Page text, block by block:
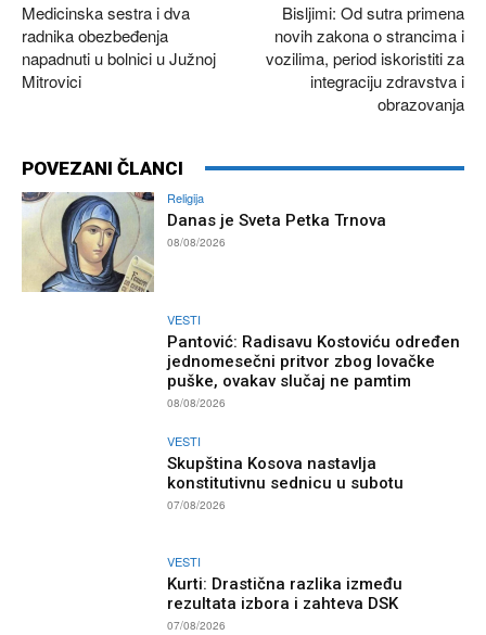
Medicinska sestra i dva
radnika obezbeđenja
napadnuti u bolnici u Južnoj
Mitrovici
Bisljimi: Od sutra primena
novih zakona o strancima i
vozilima, period iskoristiti za
integraciju zdravstva i
obrazovanja
POVEZANI ČLANCI
Religija
Danas je Sveta Petka Trnova
08/08/2026
VESTI
Pantović: Radisavu Kostoviću određen
jednomesečni pritvor zbog lovačke
puške, ovakav slučaj ne pamtim
08/08/2026
VESTI
Skupština Kosova nastavlja
konstitutivnu sednicu u subotu
07/08/2026
VESTI
Kurti: Drastična razlika između
rezultata izbora i zahteva DSK
07/08/2026